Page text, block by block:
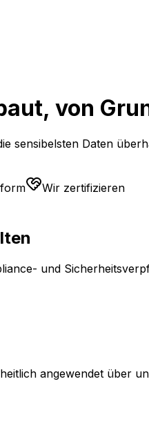
von
sensibelsten Daten
Wir zertifizieren
und
angewendet über